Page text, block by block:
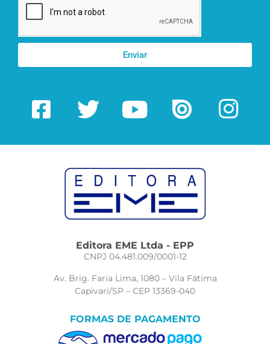
Enviar
Editora EME Ltda - EPP
CNPJ 04.481.009/0001-12
Av. Brig. Faria Lima, 1080 – Vila Fátima
Capivari/SP – CEP 13369-040
FORMAS DE PAGAMENTO